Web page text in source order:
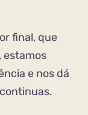
final, que
estamos
e nos dá